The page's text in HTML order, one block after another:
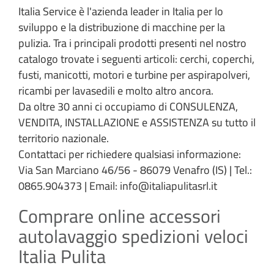
Italia Service è l'azienda leader in Italia per lo
sviluppo e la distribuzione di macchine per la
pulizia. Tra i principali prodotti presenti nel nostro
catalogo trovate i seguenti articoli: cerchi, coperchi,
fusti, manicotti, motori e turbine per aspirapolveri,
ricambi per lavasedili e molto altro ancora.
Da oltre 30 anni ci occupiamo di CONSULENZA,
VENDITA, INSTALLAZIONE e ASSISTENZA su tutto il
territorio nazionale.
Contattaci per richiedere qualsiasi informazione:
Via San Marciano 46/56 - 86079 Venafro (IS) | Tel.:
0865.904373 | Email: info@italiapulitasrl.it
Comprare online accessori
autolavaggio spedizioni veloci
Italia Pulita